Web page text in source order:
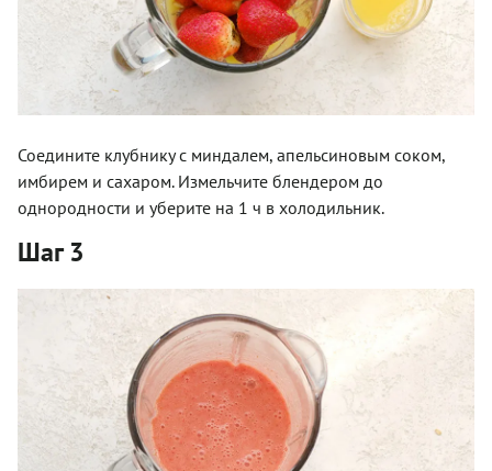
Соедините клубнику с миндалем, апельсиновым соком,
имбирем и сахаром. Измельчите блендером до
однородности и уберите на 1 ч в холодильник.
Шаг 3